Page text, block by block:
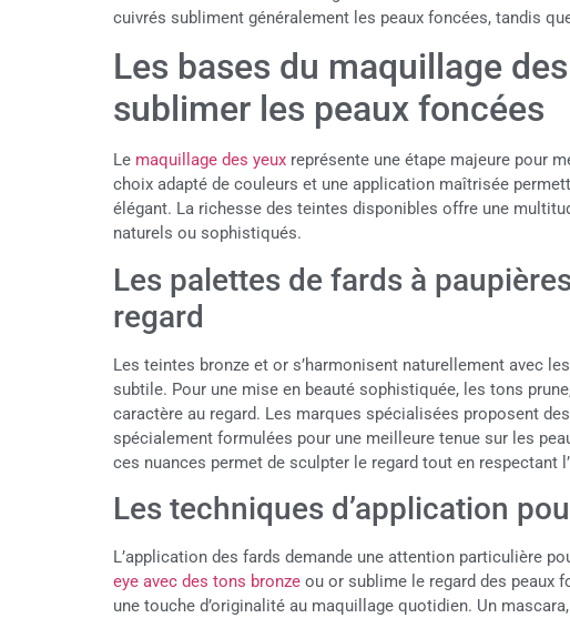
cuivrés subliment généralement les peaux foncées, tandis
Les bases du maquillage
sublimer les peaux foncées
Le maquillage des yeux représente une étape majeure pour
choix adapté de couleurs et une application maîtrisée
élégant. La richesse des teintes disponibles offre une
naturels ou sophistiqués.
Les palettes de fards à
regard
Les teintes bronze et or s’harmonisent naturellement avec
subtile. Pour une mise en beauté sophistiquée, les tons
caractère au regard. Les marques spécialisées proposent
spécialement formulées pour une meilleure tenue sur les
ces nuances permet de sculpter le regard tout en respectant
Les techniques d’application
L’application des fards demande une attention particulière
eye avec des tons bronze ou or sublime le regard des peaux
une touche d’originalité au maquillage quotidien. Un